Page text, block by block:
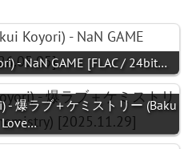
- NaN GAME [FLAC / 24bit…
- 爆ラブ＋ケミストリー (Baku
Love…